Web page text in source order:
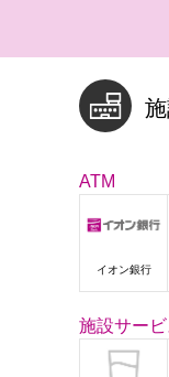
ATM
イオン銀行
施設サービ